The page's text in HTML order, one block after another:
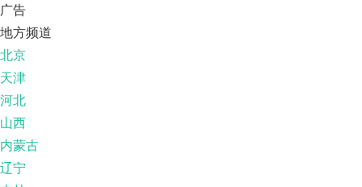
广告
地方频道
北京
天津
河北
山西
内蒙古
辽宁